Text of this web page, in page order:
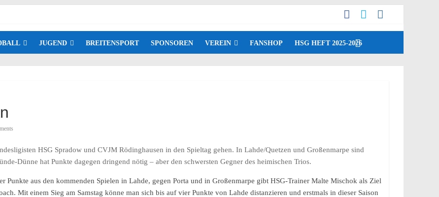
JUGEND BREITENSPORT SPONSOREN VEREIN FANSHOP HSG HEFT 2025-2026
HSG Spradow und CVJM Rödinghausen in den Spieltag gehen. In Lahde/Quetzen und Großenmarpe sind
Dünne hat Punkte dagegen dringend nötig – aber den schwersten Gegner des heimischen Trios.
Punkte aus den kommenden Spielen in Lahde, gegen Porta und in Großenmarpe gibt HSG-Trainer Malte Mischok als Ziel
Mit einem Sieg am Samstag könne man sich bis auf vier Punkte von Lahde distanzieren und erstmals in dieser Saison